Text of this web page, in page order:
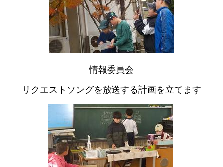
情報委員会
リクエストソングを放送する計画を立てます